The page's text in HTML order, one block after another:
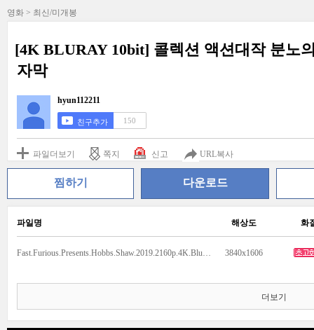
영화 > 최신/미개봉
[4K BLURAY 10bit] 콜렉션 액션대작 분노
자막
hyun112211
친구추가 150
파일더보기 쪽지 신고 URL복사
찜하기 다운로드
파일명 해상도 화
Fast.Furious.Presents.Hobbs.Shaw.2019.2160p.4K.BluRay.x265.10bit.AAC7.1.mkv 3840x1606
더보기